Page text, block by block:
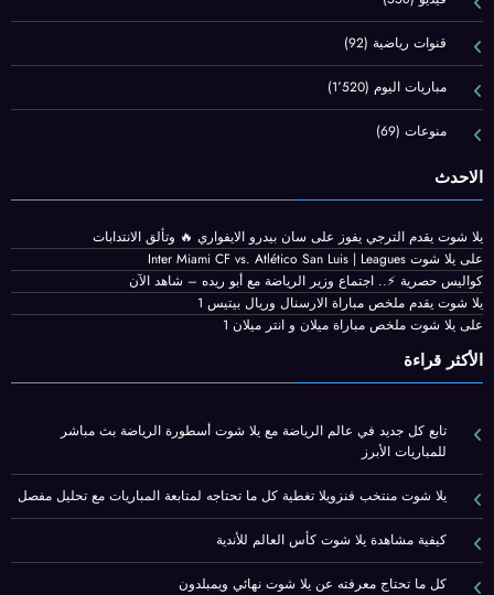
قنوات رياضية(92)
مباريات اليوم(1٬520)
منوعات(69)
الاحدث
يلا شوت يقدم الترجي يفوز على سان بيدرو الايفواري 🔥 وتألق الانتدابات
على يلا شوت Inter Miami CF vs. Atlético San Luis | Leagues
كواليس حصرية ⚡.. اجتماع وزير الرياضة مع أبو ريده – شاهد الآن
يلا شوت يقدم ملخص مباراة الارسنال وريال بيتيس 1
على يلا شوت ملخص مباراة ميلان و انتر ميلان 1
الأكثر قراءة
تابع كل جديد في عالم الرياضة مع يلا شوت أسطورة الرياضة بث مباشر
للمباريات الأبرز
يلا شوت منتخب فنزويلا تغطية كل ما تحتاجه لمتابعة المباريات مع تحليل مفصل
كيفية مشاهدة يلا شوت كأس العالم للأندية
كل ما تحتاج معرفته عن يلا شوت نهائي ويمبلدون